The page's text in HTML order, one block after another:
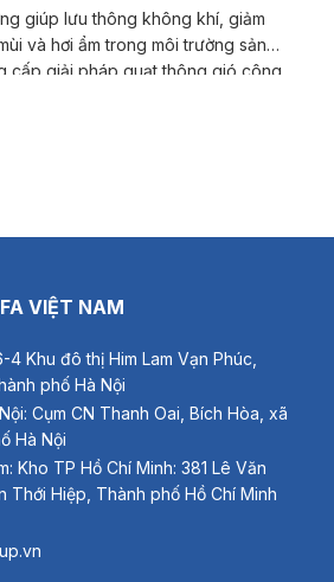
giúp lưu thông không khí, giảm
và hơi ẩm trong môi trường sản
cấp giải pháp quạt thông gió công
thự Quạt […]
VIỆT NAM
Khu đô thị Him Lam Vạn Phúc,
phố Hà Nội
Cụm CN Thanh Oai, Bích Hòa, xã
Hà Nội
Kho TP Hồ Chí Minh: 381 Lê Văn
Thới Hiệp, Thành phố Hồ Chí Minh